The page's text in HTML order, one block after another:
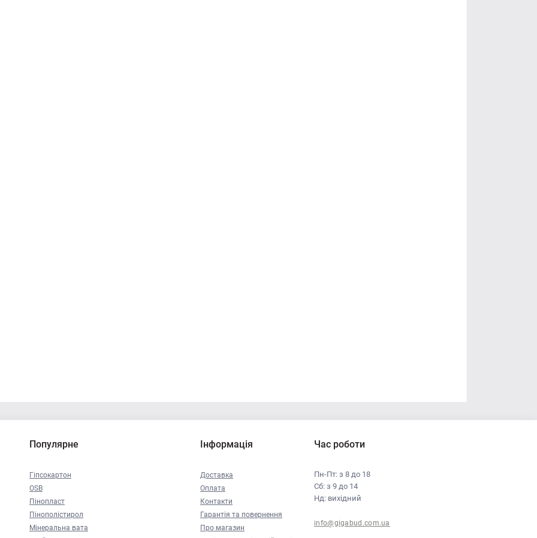
Популярне
Гіпсокартон
OSB
Пінопласт
Пінополістирол
Мінеральна вата
Інформація
Доставка
Оплата
Контакти
Гарантія та повернення
Про магазин
Час роботи
Пн-Пт: з 8 до 18
Сб: з 9 до 14
Нд: вихідний
info@gigabud.com.ua